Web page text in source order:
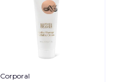
Corporal